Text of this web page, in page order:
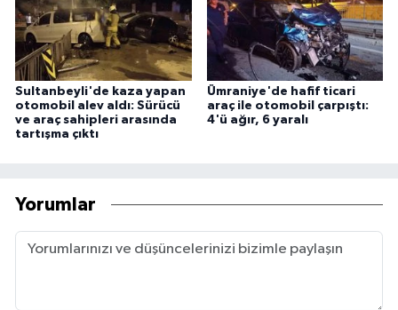
Sultanbeyli'de kaza yapan
otomobil alev aldı: Sürücü
ve araç sahipleri arasında
tartışma çıktı
Ümraniye'de hafif ticari
araç ile otomobil çarpıştı:
4'ü ağır, 6 yaralı
Yorumlar